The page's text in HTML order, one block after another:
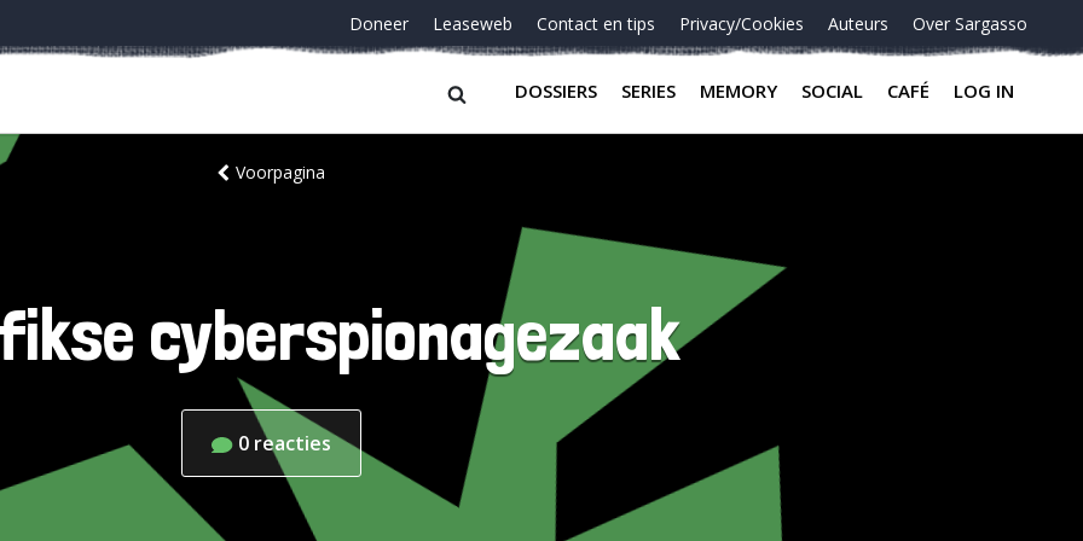
Doneer Leaseweb Contact en tips Privacy/Cookies Auteurs Over Sargasso
DOSSIERS SERIES MEMORY SOCIAL CAFÉ LOG IN
Voorpagina
fikse cyberspionagezaak
0 reacties